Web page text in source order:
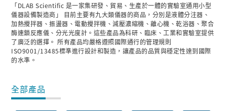
「DLAB Scientific 是一家集研發、貿易、生產於一體的實驗室通用小型
儀器設備製造商」 目前主要有九大類儀器的商品，分別是液體分注器、
加熱攪拌器、振盪器、電動攪拌機、減壓濃縮機、離心機、乾浴器、聚合
酶連鎖反應儀、分光光度計。這些產品為科研、臨床、工業和實驗室提供
了廣泛的選擇。 所有產品均嚴格遵照國際通行的管理規則
ISO9001/13485標準進行設計和製造，讓產品的品質與穩定性達到國際
的水準。
全部產品